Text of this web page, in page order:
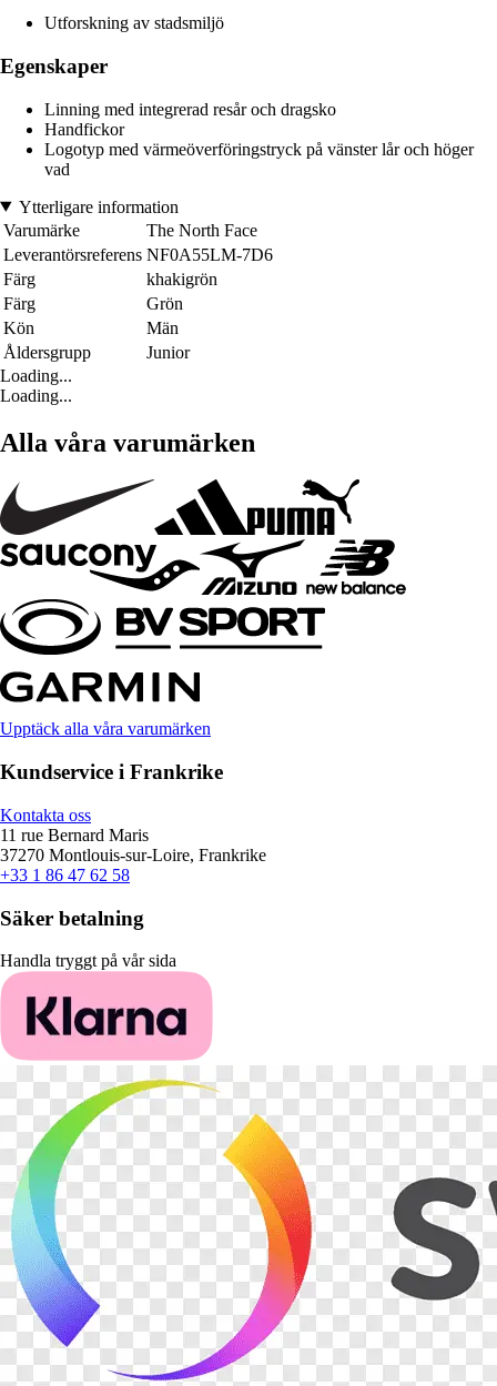
Utforskning av stadsmiljö
Egenskaper
Linning med integrerad resår och dragsko
Handfickor
Logotyp med värmeöverföringstryck på vänster lår och höger
vad
Ytterligare information
Varumärke
The North Face
Leverantörsreferens NF0A55LM-7D6
Färg
khakigrön
Färg
Grön
Kön
Män
Åldersgrupp
Junior
Loading...
Loading...
Alla våra varumärken
Upptäck alla våra varumärken
Kundservice i Frankrike
Kontakta oss
11 rue Bernard Maris
37270 Montlouis-sur-Loire, Frankrike
+33 1 86 47 62 58
Säker betalning
Handla tryggt på vår sida